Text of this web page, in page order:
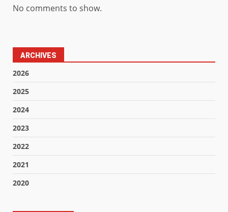
No comments to show.
ARCHIVES
2026
2025
2024
2023
2022
2021
2020